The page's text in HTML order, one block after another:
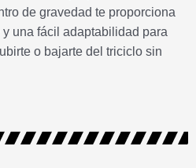
de gravedad te proporciona
una fácil adaptabilidad para
o bajarte del triciclo sin